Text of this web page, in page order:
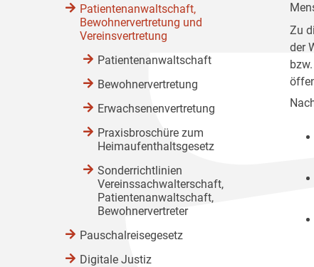
Zu
der
Patientenanwaltschaft,
Bewohnervertretung und
Vereinsvertretung
Patientenanwaltschaft
Bewohnervertretung
Erwachsenenvertretung
Praxisbroschüre zum
Heimaufenthaltsgesetz
Sonderrichtlinien
Vereinssachwalterschaft,
Patientenanwaltschaft,
Bewohnervertreter
Pauschalreisegesetz
Digitale Justiz